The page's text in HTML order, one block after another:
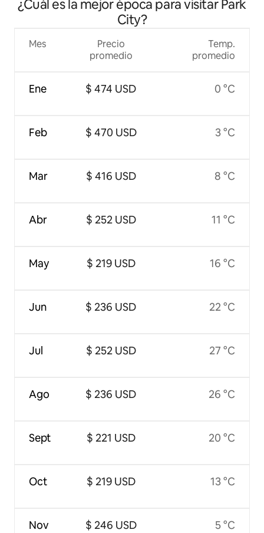
pista de esquí - Capacidad para 4 personas
¿Cuál es la mejor época para visitar Park
City?
Mes
Ene
Feb
Mar
Abr
May
Jun
Jul
Ago
Sept
Oct
Nov
Precio
promedio
$ 474 USD
$ 470 USD
$ 416 USD
$ 252 USD
$ 219 USD
$ 236 USD
$ 252 USD
$ 236 USD
$ 221 USD
$ 219 USD
$ 246 USD
Temp.
promedio
0 °C
3 °C
8 °C
11 °C
16 °C
22 °C
27 °C
26 °C
20 °C
13 °C
5 °C